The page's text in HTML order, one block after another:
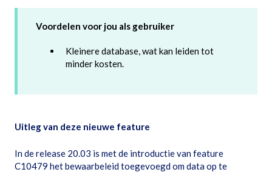
Voordelen voor jou als gebruiker
Kleinere database, wat kan leiden tot
minder kosten.
Uitleg van deze nieuwe feature
In de release 20.03 is met de introductie van feature
C10479 het bewaarbeleid toegevoegd om data op te